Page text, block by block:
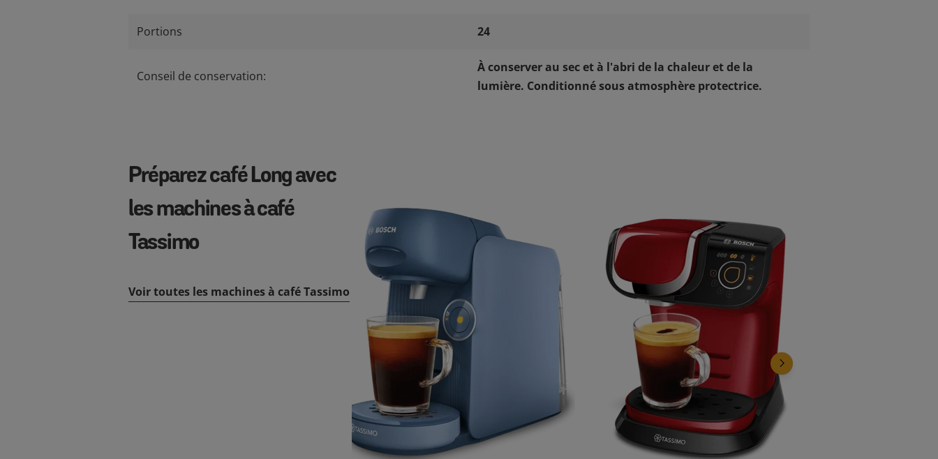
Portions 24
Conseil de conservation:
À conserver au sec et à l'abri de la chaleur et de la
lumière. Conditionné sous atmosphère protectrice.
Préparez café Long avec
les machines à café
Tassimo
Voir toutes les machines à café Tassimo